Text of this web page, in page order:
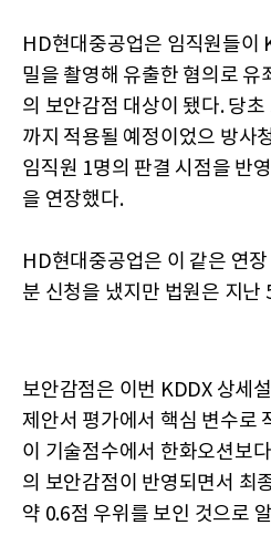
HD현대중공업은 임직원들이
밀을 촬영해 유출한 혐의로 유
의 보안감점 대상이 됐다. 당
까지 적용될 예정이었으 방사
임직원 1명의 판결 시점을 반
을 연장했다.
HD현대중공업은 이 같은 연
분 신청을 냈지만 법원은 지난
보안감점은 이번 KDDX 상세
제안서 평가에서 핵심 변수로
이 기술점수에서 한화오션보
의 보안감점이 반영되면서 최
약 0.6점 우위를 보인 것으로